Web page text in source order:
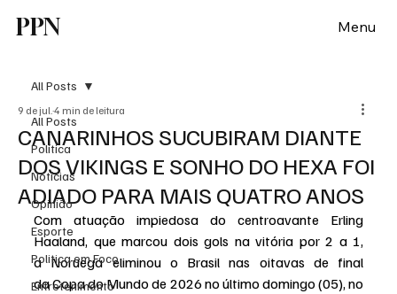
PPN Menu
All Posts
Política
Notícias
Opinião
Esporte
Politica em Foco
Entretenimento
All Posts
CANARINHOS SUCUBIRAM DIANTE
DOS VIKINGS E SONHO DO HEXA FOI
ADIADO PARA MAIS QUATRO ANOS
9 de jul.4 min de leitura
Com atuação impiedosa do centroavante Erling
Haaland, que marcou dois gols na vitória por 2 a 1,
a Noruega eliminou o Brasil nas oitavas de final
da Copa do Mundo de 2026 no último domingo (05), no